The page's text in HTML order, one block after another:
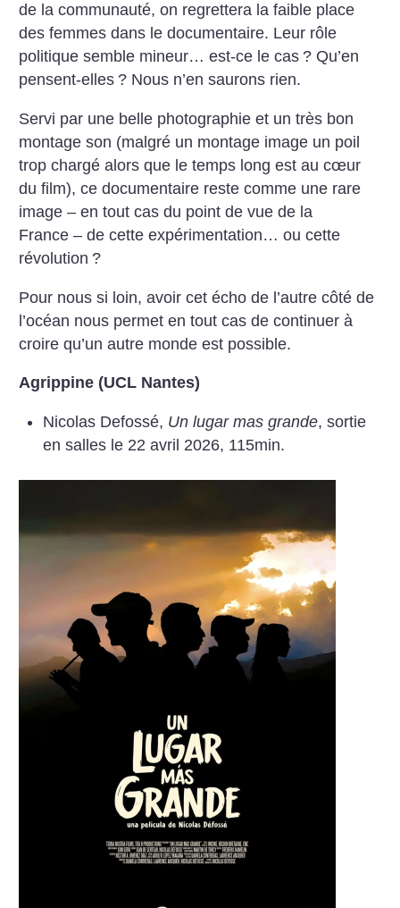
de la communauté, on regrettera la faible place
des femmes dans le documentaire. Leur rôle
politique semble mineur… est-ce le cas ? Qu’en
pensent-elles ? Nous n’en saurons rien.
Servi par une belle photographie et un très bon
montage son (malgré un montage image un poil
trop chargé alors que le temps long est au cœur
du film), ce documentaire reste comme une rare
image – en tout cas du point de vue de la
France – de cette expérimentation… ou cette
révolution ?
Pour nous si loin, avoir cet écho de l’autre côté de
l’océan nous permet en tout cas de continuer à
croire qu’un autre monde est possible.
Agrippine (UCL Nantes)
Nicolas Defossé, Un lugar mas grande, sortie
en salles le 22 avril 2026, 115min.